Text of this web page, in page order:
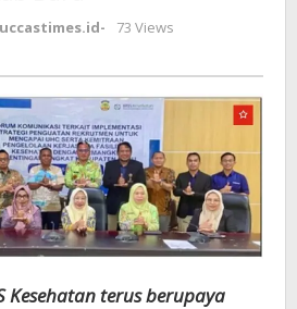
-
73 Views
Kesehatan terus berupaya